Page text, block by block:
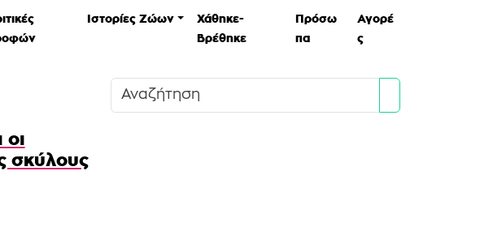
Ιστορίες Ζώων
Χάθηκε-
Βρέθηκε
Πρόσω
πα
Αγορέ
ς
οι
σκύλους
Search